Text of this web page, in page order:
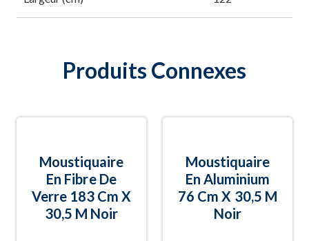
Produits Connexes
Moustiquaire
En Fibre De
Verre 183 Cm X
30,5 M Noir
Moustiquaire
En Aluminium
76 Cm X 30,5 M
Noir